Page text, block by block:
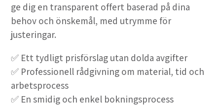
ge dig en transparent offert baserad på dina
behov och önskemål, med utrymme för
justeringar.
✅ Ett tydligt prisförslag utan dolda avgifter
✅ Professionell rådgivning om material, tid och
arbetsprocess
✅ En smidig och enkel bokningsprocess